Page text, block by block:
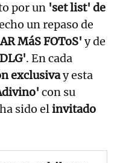
por un 'set list' de
un repaso de
MáS FOToS' y de
. En cada
exclusivay esta
con su
sido elinvitado